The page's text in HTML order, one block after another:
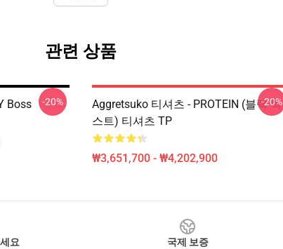
관련 상품
Boss -20%
Aggretsuko 티셔츠 - PROTEIN (블랙 텍
스트) 티셔츠 TP
₩3,651,700 - ₩4,202,900
-20%
요 국제 보증